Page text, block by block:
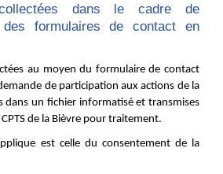
dans le cadre de
des formulaires de contact en
au moyen du formulaire de contact
de participation aux actions de la
dans un fichier informatisé et transmises
de la Bièvre pour traitement.
est celle du consentement de la